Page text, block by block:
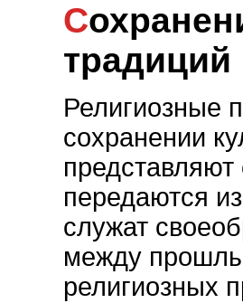
Сохранение культурных
традиций
Религиозные
сохранении
передаются
служат
между
религиозных